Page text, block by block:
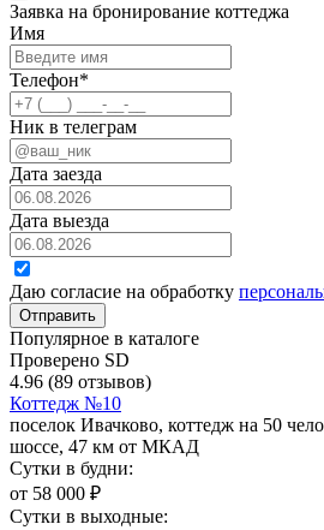
Заявка на бронирование коттеджа
Имя
Телефон*
Ник в телеграм
Дата заезда
Дата выезда
Даю согласие на обработку
Отправить
Популярное в каталоге
Проверено SD
4.96 (89 отзывов)
Коттедж №10
поселок Ивачково, коттедж на 50
шоссе, 47 км от МКАД
Сутки в будни:
от 58 000 ₽
Сутки в выходные: